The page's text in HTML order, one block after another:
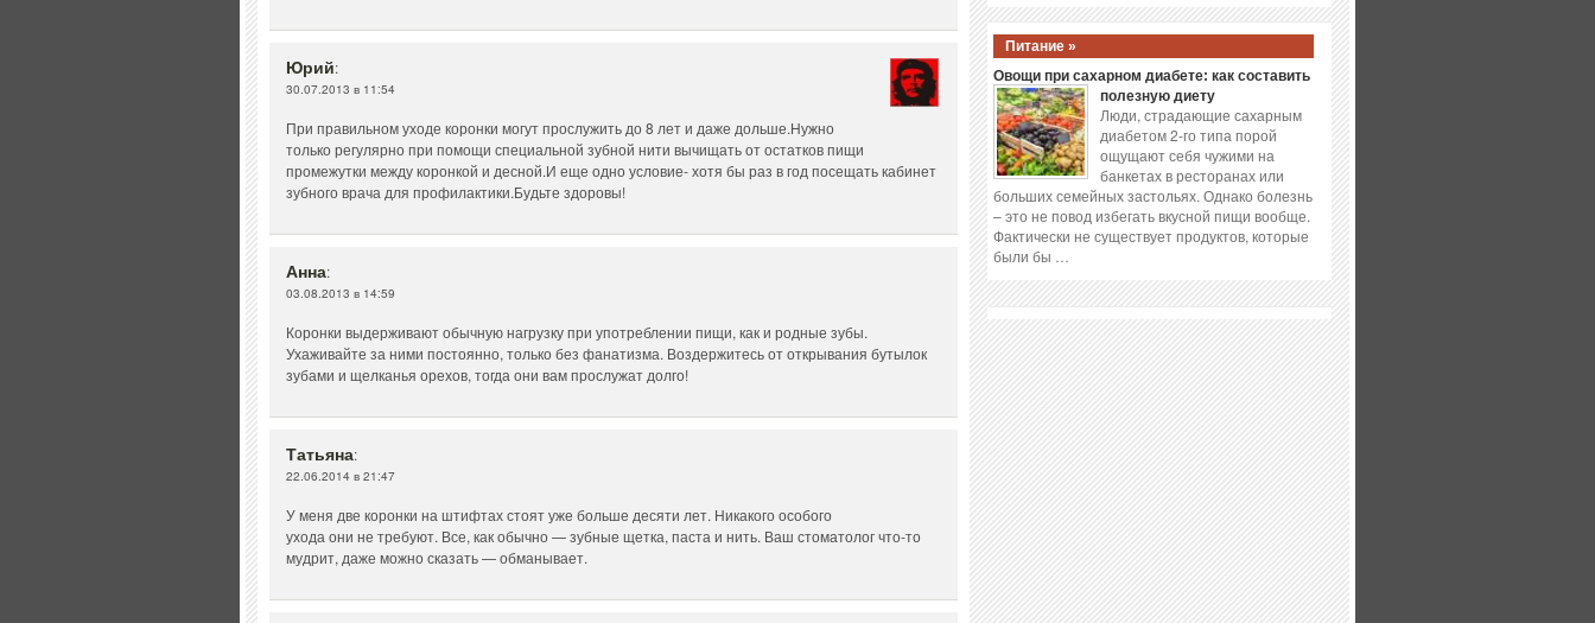
Юрий:
30.07.2013 в 11:54
При правильном уходе коронки могут прослужить до 8 лет и даже дольше.Нужно
только регулярно при помощи специальной зубной нити вычищать от остатков пищи
промежутки между коронкой и десной.И еще одно условие- хотя бы раз в год посещать кабинет
зубного врача для профилактики.Будьте здоровы!
Анна:
03.08.2013 в 14:59
Коронки выдерживают обычную нагрузку при употреблении пищи, как и родные зубы.
Ухаживайте за ними постоянно, только без фанатизма. Воздержитесь от открывания бутылок
зубами и щелканья орехов, тогда они вам прослужат долго!
Татьяна:
22.06.2014 в 21:47
У меня две коронки на штифтах стоят уже больше десяти лет. Никакого особого
ухода они не требуют. Все, как обычно — зубные щетка, паста и нить. Ваш стоматолог что-то
мудрит, даже можно сказать — обманывает.
Питание »
Овощи при сахарном диабете: как составить
полезную диету
Люди, страдающие сахарным
диабетом 2-го типа порой
ощущают себя чужими на
банкетах в ресторанах или
больших семейных застольях. Однако болезнь
– это не повод избегать вкусной пищи вообще.
Фактически не существует продуктов, которые
были бы …